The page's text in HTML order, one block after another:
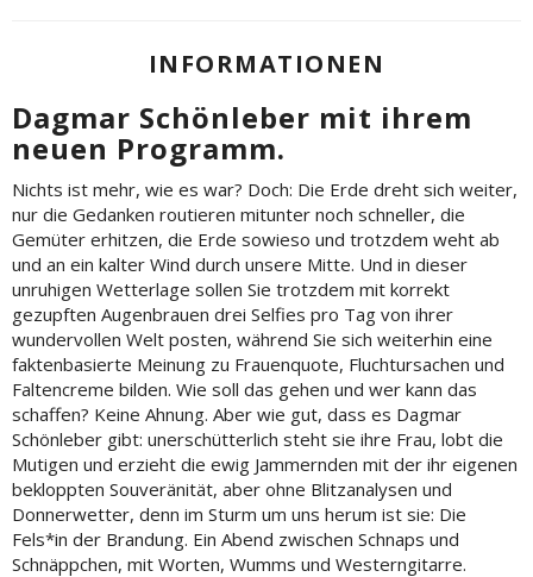
INFORMATIONEN
Dagmar Schönleber mit ihrem
neuen Programm.
Nichts ist mehr, wie es war? Doch: Die Erde dreht sich weiter,
nur die Gedanken routieren mitunter noch schneller, die
Gemüter erhitzen, die Erde sowieso und trotzdem weht ab
und an ein kalter Wind durch unsere Mitte. Und in dieser
unruhigen Wetterlage sollen Sie trotzdem mit korrekt
gezupften Augenbrauen drei Selfies pro Tag von ihrer
wundervollen Welt posten, während Sie sich weiterhin eine
faktenbasierte Meinung zu Frauenquote, Fluchtursachen und
Faltencreme bilden. Wie soll das gehen und wer kann das
schaffen? Keine Ahnung. Aber wie gut, dass es Dagmar
Schönleber gibt: unerschütterlich steht sie ihre Frau, lobt die
Mutigen und erzieht die ewig Jammernden mit der ihr eigenen
bekloppten Souveränität, aber ohne Blitzanalysen und
Donnerwetter, denn im Sturm um uns herum ist sie: Die
Fels*in der Brandung. Ein Abend zwischen Schnaps und
Schnäppchen, mit Worten, Wumms und Westerngitarre.